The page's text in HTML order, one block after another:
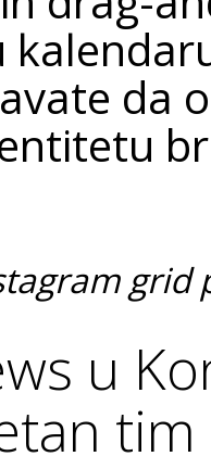
da
grid
u
tim